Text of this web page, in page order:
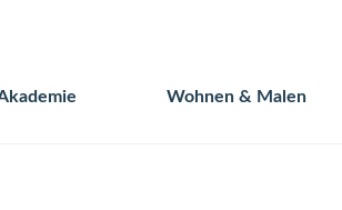
Wohnen & Malen